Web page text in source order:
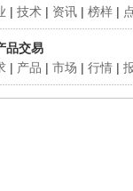
| 技术 | 资讯 | 榜样 |
品交易
| 产品 | 市场 | 行情 |